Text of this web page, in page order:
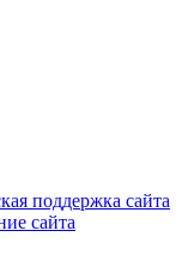
поддержка сайта
сайта